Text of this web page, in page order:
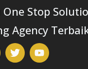
One Stop
Agency